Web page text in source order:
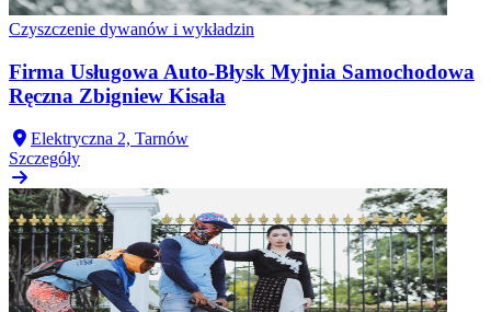
Czyszczenie dywanów i wykładzin
Firma Usługowa Auto-Błysk Myjnia Samochodowa
Ręczna Zbigniew Kisała
Elektryczna 2, Tarnów
Szczegóły